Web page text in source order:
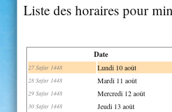
Liste des horaires pour
Date
27 Safar 1448 Lundi 10 août
28 Safar 1448 Mardi 11 août
29 Safar 1448 Mercredi 12 août
30 Safar 1448 Jeudi 13 août